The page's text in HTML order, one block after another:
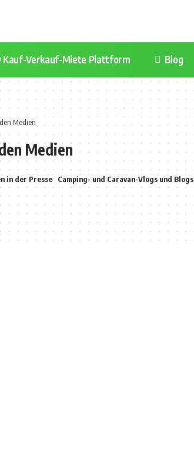
Kauf-Verkauf-Miete Plattform Blog
Medien
Medien
in der Presse Camping- und Caravan-Vlogs und Blogs